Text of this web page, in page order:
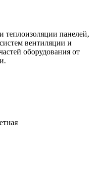
теплоизоляции панелей,
вентиляции и
оборудования от